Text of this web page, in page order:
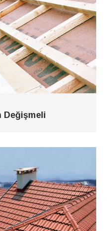
Değişmeli